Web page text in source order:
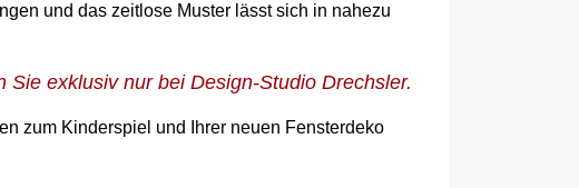
und das zeitlose Muster lässt sich in nahezu
exklusiv nur bei Design-Studio Drechsler.
zum Kinderspiel und Ihrer neuen Fensterdeko